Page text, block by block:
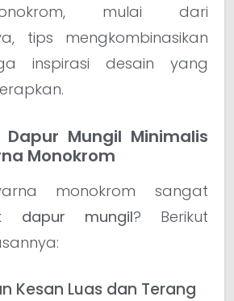
mulai dari
tips mengkombinasikan
inspirasi desain yang
Dapur Mungil Minimalis
Monokrom
monokrom sangat
dapur mungil? Berikut
Kesan Luas dan Terang